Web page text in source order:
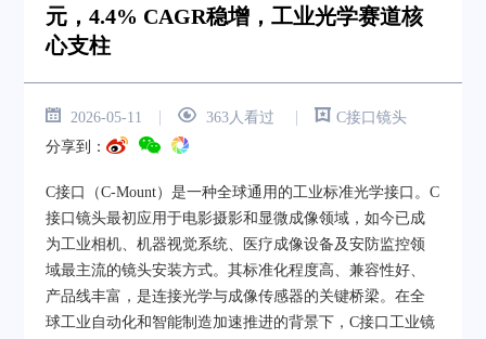
元，4.4% CAGR稳增，工业光学赛道核
心支柱
2026-05-11 | 363人看过 |
C接口镜头
分享到：
C接口（C-Mount）是一种全球通用的工业标准光学接口。C
接口镜头最初应用于电影摄影和显微成像领域，如今已成
为工业相机、机器视觉系统、医疗成像设备及安防监控领
域最主流的镜头安装方式。其标准化程度高、兼容性好、
产品线丰富，是连接光学与成像传感器的关键桥梁。在全
球工业自动化和智能制造加速推进的背景下，C接口工业镜